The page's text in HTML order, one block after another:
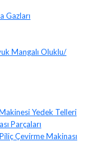
Gazları
Mangalı Oluklu/
Yedek Telleri
Parçaları
Çevirme Makinası